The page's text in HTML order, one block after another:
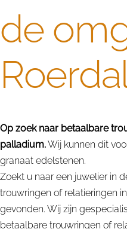
de
Op zoek naar betaalbare
palladium.Wij kunnen dit
granaat edelstenen.
Zoekt u naar een juwelier in
trouwringen of relatieringen
gevonden. Wij zijn
betaalbare trouwringen of